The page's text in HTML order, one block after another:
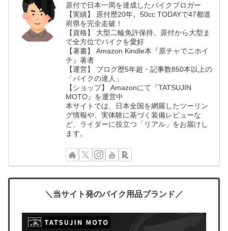
原付で日本一周を達成したバイクブロガー
【実績】 原付歴20年。50cc TODAYで47都道
府県を完全走破！
【資格】 大型二輪免許保持。原付から大型ま
で全方位でバイクを愛好
【著書】 Amazon Kindle本『原チャでニホイ
チ』著者
【運営】 ブログ歴5年超・記事数850本以上の
「バイクの達人」
【ショップ】 Amazonにて『TATSUJIN
MOTO』を運営中
本サイトでは、日本全国を網羅したツーリン
グ情報や、実体験に基づく装備レビューな
ど、ライダーに役立つ「リアル」をお届けし
ます。
＼当サイト発のバイク用品ブランド／